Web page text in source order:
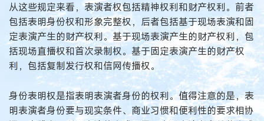
从这些规定来看，表演者权包括精神权利和财产权利。前者
包括表明身份权和形象完整权，后者包括基于现场表演和固
定表演产生的财产权利。基于现场表演产生的财产权利，包
括现场直播权和首次录制权。基于固定表演产生的财产权
利，包括复制发行权和信网传播权。
身份表明权是指表明表演者身份的权利。值得注意的是，表
明表演者身份要与现实条件、商业习惯和便利性的要求相协